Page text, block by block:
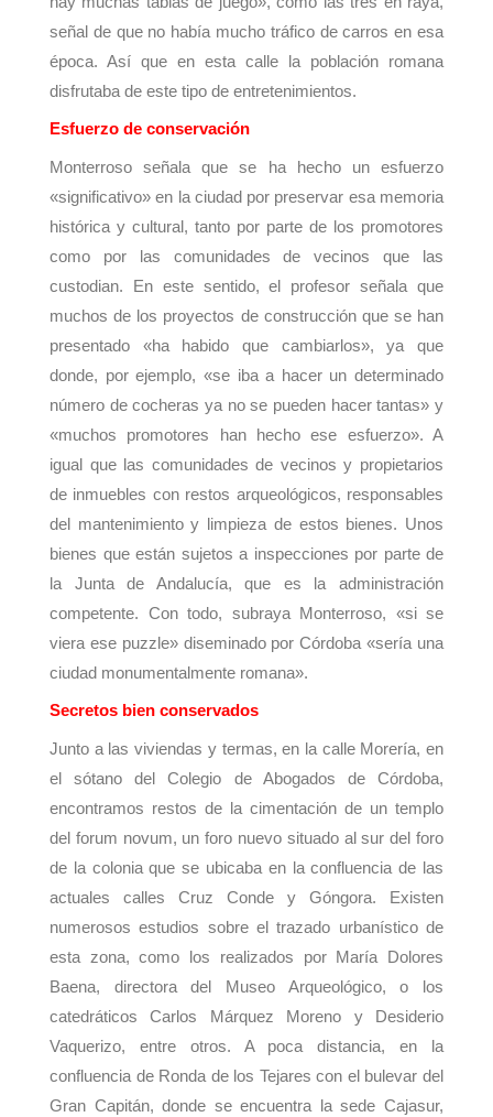
señal de que no había mucho tráfico de carros en esa
época. Así que en esta calle la población romana
disfrutaba de este tipo de entretenimientos.
Esfuerzo de conservación
Monterroso señala que se ha hecho un esfuerzo
«significativo» en la ciudad por preservar esa memoria
histórica y cultural, tanto por parte de los promotores
como por las comunidades de vecinos que las
custodian. En este sentido, el profesor señala que
muchos de los proyectos de construcción que se han
presentado «ha habido que cambiarlos», ya que
donde, por ejemplo, «se iba a hacer un determinado
número de cocheras ya no se pueden hacer tantas» y
«muchos promotores han hecho ese esfuerzo». A
igual que las comunidades de vecinos y propietarios
de inmuebles con restos arqueológicos, responsables
del mantenimiento y limpieza de estos bienes. Unos
bienes que están sujetos a inspecciones por parte de
la Junta de Andalucía, que es la administración
competente. Con todo, subraya Monterroso, «si se
viera ese puzzle» diseminado por Córdoba «sería una
ciudad monumentalmente romana».
Secretos bien conservados
Junto a las viviendas y termas, en la calle Morería, en
el sótano del Colegio de Abogados de Córdoba,
encontramos restos de la cimentación de un templo
del forum novum, un foro nuevo situado al sur del foro
de la colonia que se ubicaba en la confluencia de las
actuales calles Cruz Conde y Góngora. Existen
numerosos estudios sobre el trazado urbanístico de
esta zona, como los realizados por María Dolores
Baena, directora del Museo Arqueológico, o los
catedráticos Carlos Márquez Moreno y Desiderio
Vaquerizo, entre otros. A poca distancia, en la
confluencia de Ronda de los Tejares con el bulevar del
Gran Capitán, donde se encuentra la sede Cajasur,